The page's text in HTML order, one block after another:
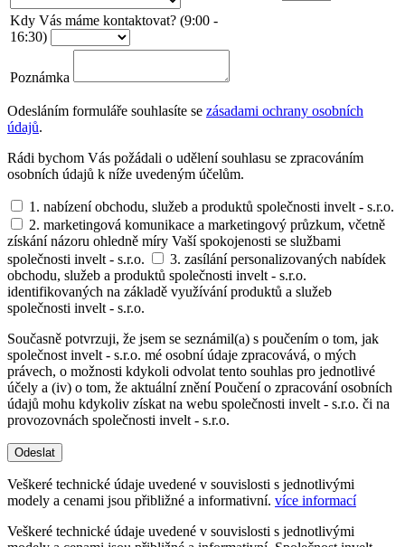
Kdy Vás máme kontaktovat? (9:00 -
16:30)
Poznámka
Odesláním formuláře souhlasíte se zásadami ochrany osobních
údajů.
Rádi bychom Vás požádali o udělení souhlasu se zpracováním
osobních údajů k níže uvedeným účelům.
1. nabízení obchodu, služeb a produktů společnosti invelt - s.r.o.
2. marketingová komunikace a marketingový průzkum, včetně
získání názoru ohledně míry Vaší spokojenosti se službami
společnosti invelt - s.r.o.
3. zasílání personalizovaných nabídek
obchodu, služeb a produktů společnosti invelt - s.r.o.
identifikovaných na základě využívání produktů a služeb
společnosti invelt - s.r.o.
Současně potvrzuji, že jsem se seznámil(a) s poučením o tom, jak
společnost invelt - s.r.o. mé osobní údaje zpracovává, o mých
právech, o možnosti kdykoli odvolat tento souhlas pro jednotlivé
účely a (iv) o tom, že aktuální znění Poučení o zpracování osobních
údajů mohu kdykoliv získat na webu společnosti invelt - s.r.o. či na
provozovnách společnosti invelt - s.r.o.
Odeslat
Veškeré technické údaje uvedené v souvislosti s jednotlivými
modely a cenami jsou přibližné a informativní. více informací
Veškeré technické údaje uvedené v souvislosti s jednotlivými